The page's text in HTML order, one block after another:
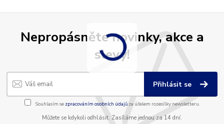
Nepropásněte novinky, akce a
slevy!
Přihlásit se
Souhlasím se zpracováním osobních údajůza účelem rozesílky newsletteru.
Můžete se kdykoli odhlásit. Zasíláme jednou za 14 dní.